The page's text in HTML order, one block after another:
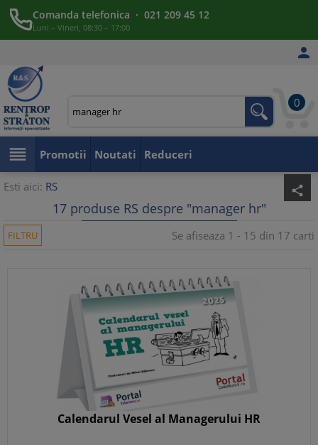
Comanda telefonica · 021 209 45 12
Luni – Vineri, 08:30 – 17:00

0
 Promotii Noutati Reduceri
Esti aici: RS share
17 produse RS despre "manager hr"
FILTRU Se afiseaza 1 - 15 din 17 carti
Calendarul Vesel al Managerului HR